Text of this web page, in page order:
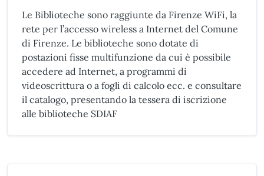
Le Biblioteche sono raggiunte da Firenze WiFi, la
rete per l’accesso wireless a Internet del Comune
di Firenze. Le biblioteche sono dotate di
postazioni fisse multifunzione da cui è possibile
accedere ad Internet, a programmi di
videoscrittura o a fogli di calcolo ecc. e consultare
il catalogo, presentando la tessera di iscrizione
alle biblioteche SDIAF